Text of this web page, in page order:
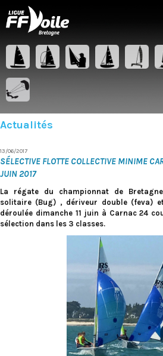
Actualités
13/06/2017
SÉLECTIVE FLOTTE COLLECTIVE MINIME
JUIN 2017
La régate du championnat de
solitaire (Bug) , dériveur double (feva)
déroulée dimanche 11 juin à Carnac 24
sélection dans les 3 classes.
Intranet